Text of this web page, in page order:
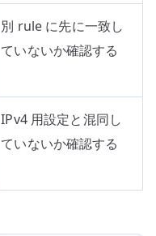
別 rule に先に一致し
ていないか確認する
IPv4 用設定と混同し
ていないか確認する